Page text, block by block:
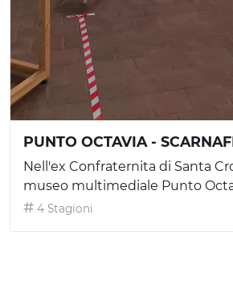
PUNTO OCTAVIA -
Nell'ex Confraternita di Santa
museo multimediale Punto
4 Stagioni